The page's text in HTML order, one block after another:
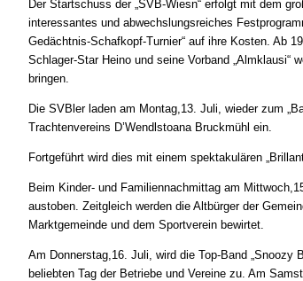
Der Startschuss der „SVB-Wiesn“ erfolgt mit dem
interessantes und abwechslungsreiches
Gedächtnis-Schafkopf-Turnier“ auf ihre Kosten. Ab
Schlager-Star Heino und seine Vorband
bringen.
Die SVBler laden am Montag,13. Juli, wieder zum
Trachtenvereins D’Wendlstoana Bruckmühl ein.
Fortgeführt wird dies mit einem spektakulären
Beim Kinder- und Familiennachmittag am
austoben. Zeitgleich werden die Altbürger der
Marktgemeinde und dem Sportverein bewirtet.
Am Donnerstag,16. Juli, wird die Top-Band
beliebten Tag der Betriebe und Vereine zu. Am